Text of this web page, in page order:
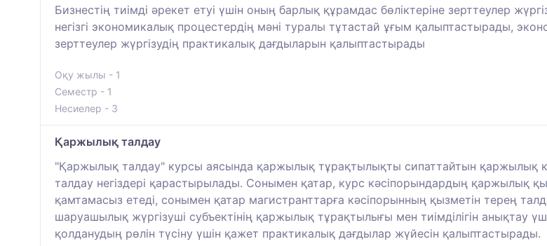
Бизнестің тиімді әрекет етуі үшін оның барлық құрамдас бөліктеріне зерттеулер
негізгі экономикалық процестердің мәні туралы тұтастай ұғым қалыптастырады,
зерттеулер жүргізудің практикалық дағдыларын қалыптастырады
Оқу жылы - 1
Семестр - 1
Несиелер - 3
Қаржылық талдау
"Қаржылық талдау" курсы аясында қаржылық тұрақтылықты сипаттайтын қаржылық
талдау негіздері қарастырылады. Сонымен қатар, курс кәсіпорындардың қаржылық
қамтамасыз етеді, сонымен қатар магистранттарға кәсіпорынның қызметін терең
шаруашылық жүргізуші субъектінің қаржылық тұрақтылығы мен тиімділігін анықтау
қолданудың рөлін түсіну үшін қажет практикалық дағдылар жүйесін қалыптастырады.